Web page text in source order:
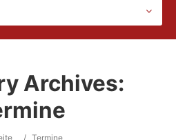
Archives:
/ Termine